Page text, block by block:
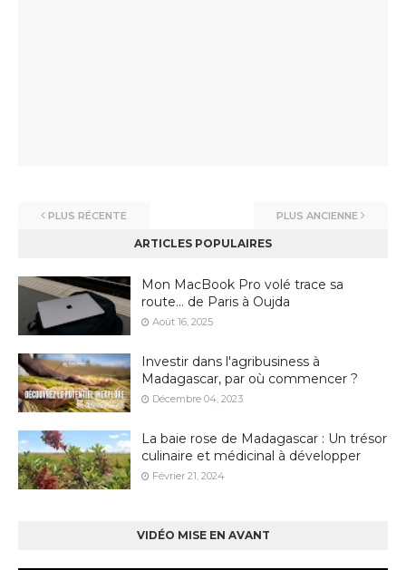
PLUS RÉCENTE PLUS ANCIENNE
ARTICLES POPULAIRES
Mon MacBook Pro volé trace sa
route… de Paris à Oujda
Août 16, 2025
Investir dans l'agribusiness à
Madagascar, par où commencer ?
Décembre 04, 2023
La baie rose de Madagascar : Un trésor
culinaire et médicinal à développer
Février 21, 2024
VIDÉO MISE EN AVANT